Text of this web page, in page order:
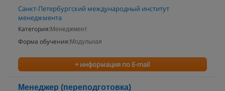
Санкт-Петербургский международный институт
менеджмента
Категория: Менеджмент
Форма обучения: Модульная
+ информация по E-mail
Менеджер (переподготовка)